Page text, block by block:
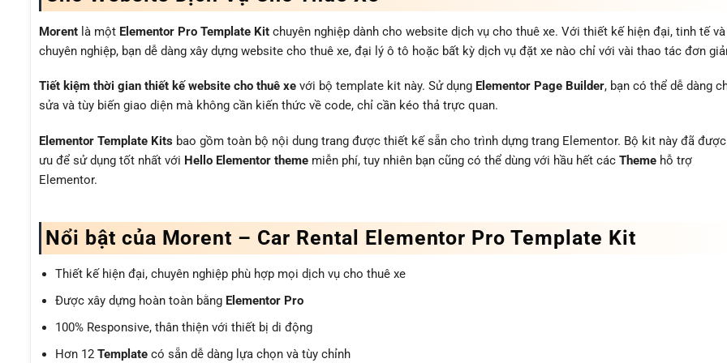
Morent là một Elementor Pro Template Kit chuyên nghiệp dành cho website dịch vụ cho thuê xe. Với thiết kế hiện đại, tinh tế và
chuyên nghiệp, bạn dễ dàng xây dựng website cho thuê xe, đại lý ô tô hoặc bất kỳ dịch vụ đặt xe nào chỉ với vài thao tác đơn
Tiết kiệm thời gian thiết kế website cho thuê xe với bộ template kit này. Sử dụng Elementor Page Builder, bạn có thể dễ dàng
sửa và tùy biến giao diện mà không cần kiến thức về code, chỉ cần kéo thả trực quan.
Elementor Template Kits bao gồm toàn bộ nội dung trang được thiết kế sẵn cho trình dựng trang Elementor. Bộ kit này đã
ưu để sử dụng tốt nhất với Hello Elementor theme miễn phí, tuy nhiên bạn cũng có thể dùng với hầu hết các Theme hỗ trợ
Elementor.
Nổi bật của Morent – Car Rental Elementor Pro Template Kit
Thiết kế hiện đại, chuyên nghiệp phù hợp mọi dịch vụ cho thuê xe
Được xây dựng hoàn toàn bằng Elementor Pro
100% Responsive, thân thiện với thiết bị di động
Hơn 12 Templatecó sẵn dễ dàng lựa chọn và tùy chỉnh